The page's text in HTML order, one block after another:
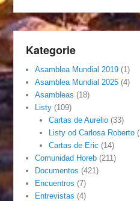
Kategorie
Asamblea Mundial 2019 (1)
Asamblea Mundial 2025 (4)
Asambleas (18)
Listy (109)
Cartas de Aurelio(33)
Listy od Carlosa Roberto
Cartas de Eric (14)
Comunidad Horeb (211)
Documentos (421)
Encuentros (7)
Entrevistas (4)